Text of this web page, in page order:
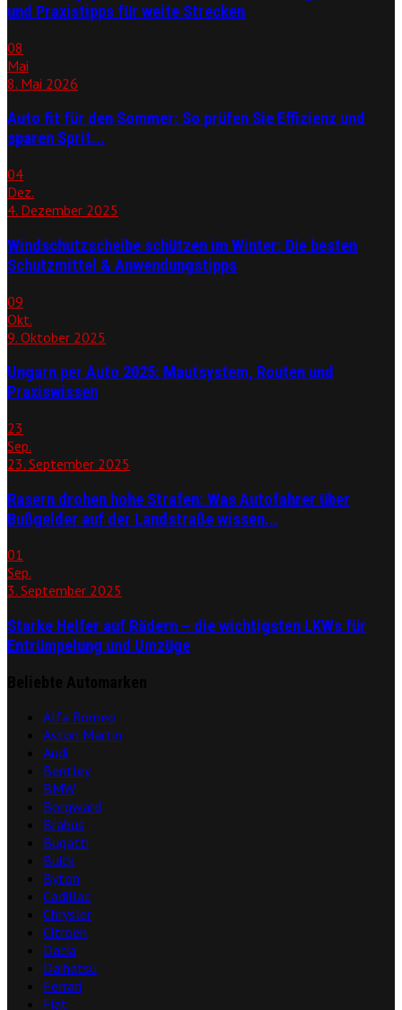
und Praxistipps für weite Strecken
08
Mai
8. Mai 2026
Auto fit für den Sommer: So prüfen Sie Effizienz und
sparen Sprit...
04
Dez.
4. Dezember 2025
Windschutzscheibe schützen im Winter: Die besten
Schutzmittel & Anwendungstipps
09
Okt.
9. Oktober 2025
Ungarn per Auto 2025: Mautsystem, Routen und
Praxiswissen
23
Sep.
23. September 2025
Rasern drohen hohe Strafen: Was Autofahrer über
Bußgelder auf der Landstraße wissen...
01
Sep.
3. September 2025
Starke Helfer auf Rädern – die wichtigsten LKWs für
Entrümpelung und Umzüge
Alfa Romeo
Aston Martin
Audi
Bentley
BMW
Borgward
Brabus
Bugatti
Buick
Byton
Cadillac
Chrysler
Citroën
Dacia
Daihatsu
Ferrari
Fiat